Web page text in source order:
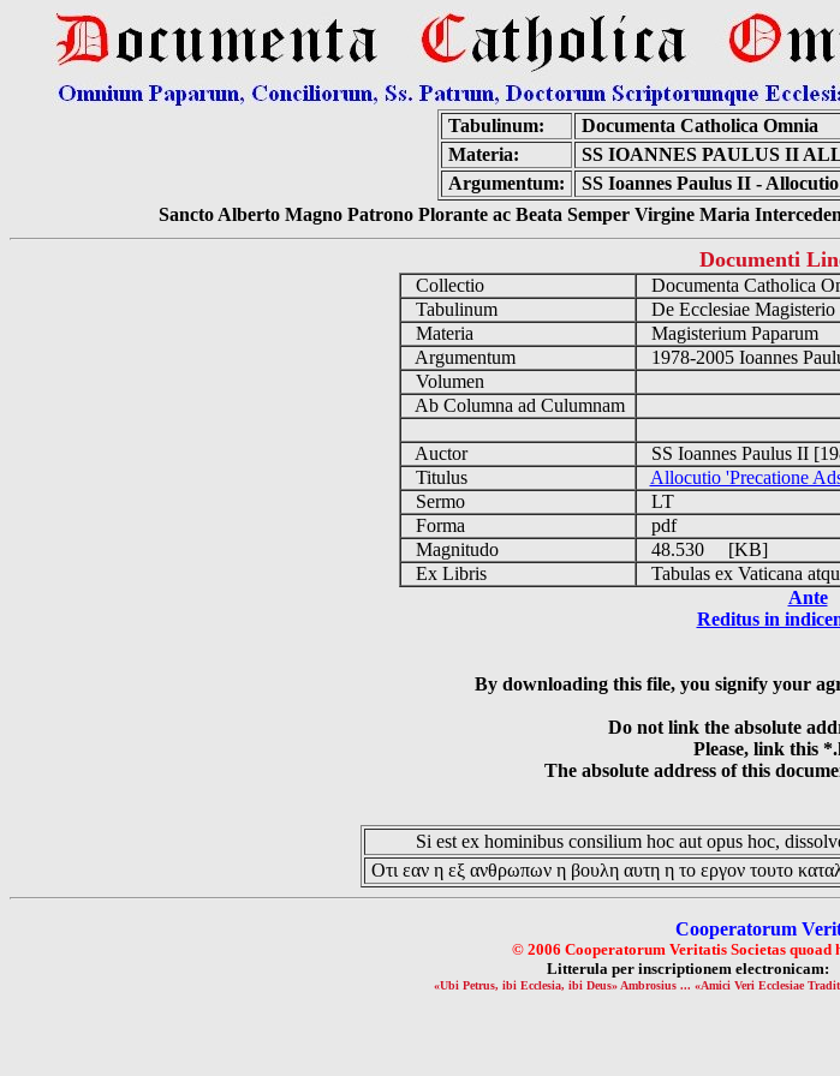
Tabulinum:
Documenta Catholica Omnia
Materia:
SS IOANNES PAULUS II
Argumentum:
SS Ioannes Paulus II -
Sancto Alberto Magno Patrono Plorante ac Beata Semper Virgine Maria
Documenti
Collectio
Documenta Catholica
Tabulinum
De Ecclesiae Magisterio
Materia
Magisterium Paparum
Argumentum
1978-2005 Ioannes
Volumen
Ab Columna ad Culumnam
Auctor
SS Ioannes Paulus II
Titulus
Allocutio 'Precatione
Sermo
LT
Forma
pdf
Magnitudo
48.530 [KB]
Ex Libris
Tabulas ex Vaticana
Ante
Reditus in
By downloading this file, you signify your
Do not link the absolute
Please, link this
The absolute address of this
Si est ex hominibus consilium hoc aut opus hoc,
Οτι εαν η εξ ανθρωπων η βουλη αυτη η το εργον τουτο
Cooperatorum
© 2006 Cooperatorum Veritatis Societas
Litterula per inscriptionem electronicam:
«Ubi Petrus, ibi Ecclesia, ibi Deus» Ambrosius ... «Amici Veri Ecclesiae